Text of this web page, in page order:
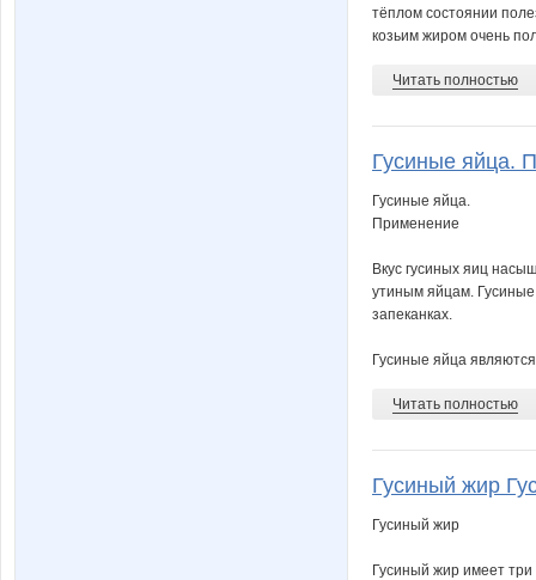
тёплом состоянии
козьим жиром очень
Читать полностью
Гусиные яйца.
Гусиные яйца.
Применение
Вкус гусиных яиц
утиным яйцам.
запеканках.
Гусиные яйца
Читать полностью
Гусиный жир
Гусиный жир
Гусиный жир имеет